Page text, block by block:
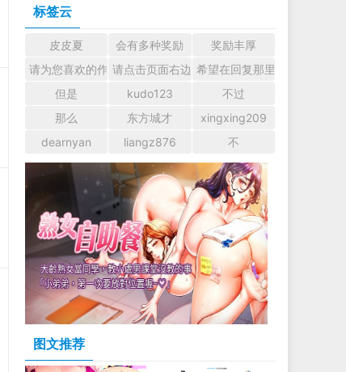
标签云
皮皮夏 会有多种奖励
奖励丰厚
请为您喜欢的作者加油吧！ 认真回复交流
请点击页面右边的小手图标支持楼主。
希望在回复那里留下您的
但是
kudo123
不过
那么
东方城才
xingxing209
dearnyan
liangz876 不
图文推荐